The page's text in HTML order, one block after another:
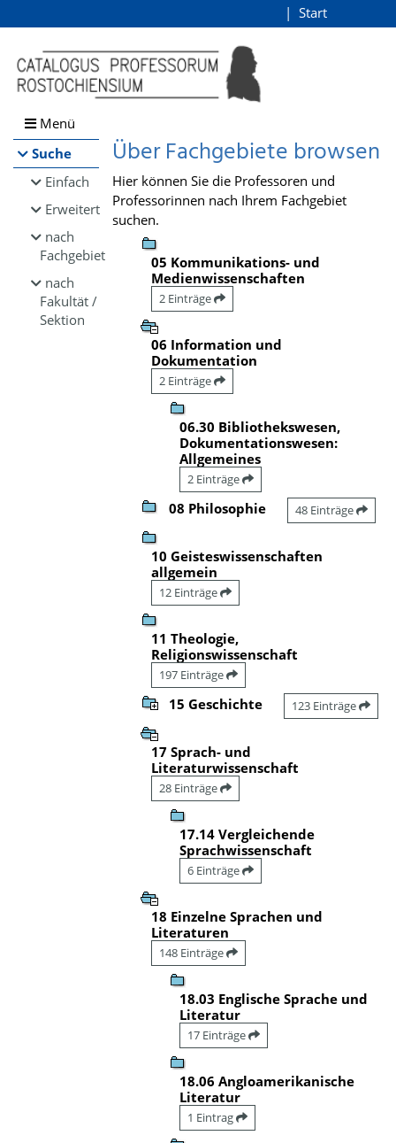
Browsen
direkt zum Inhalt
Start
Menü
Suche
Einfach
Erweitert
nach
Fachgebiet
nach
Fakultät /
Sektion
Über Fachgebiete browsen
Hier können Sie die Professoren und
Professorinnen nach Ihrem Fachgebiet
suchen.
05 Kommunikations- und
Medienwissenschaften
2 Einträge
06 Information und
Dokumentation
2 Einträge
06.30 Bibliothekswesen,
Dokumentationswesen:
Allgemeines
2 Einträge
08 Philosophie 48 Einträge
10 Geisteswissenschaften
allgemein
12 Einträge
11 Theologie,
Religionswissenschaft
197 Einträge
15 Geschichte 123 Einträge
17 Sprach- und
Literaturwissenschaft
28 Einträge
17.14 Vergleichende
Sprachwissenschaft
6 Einträge
18 Einzelne Sprachen und
Literaturen
148 Einträge
18.03 Englische Sprache und
Literatur
17 Einträge
18.06 Angloamerikanische
Literatur
1 Eintrag